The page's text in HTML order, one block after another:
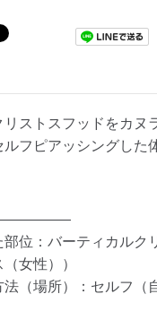
リストスフッドをカヌ
ルフピアッシングした
部位：バーティカルク
女性））
法（場所）：セルフ（